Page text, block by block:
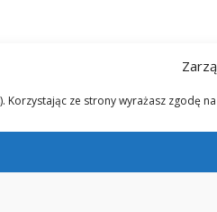
Korzystając ze strony wyrażasz zgodę